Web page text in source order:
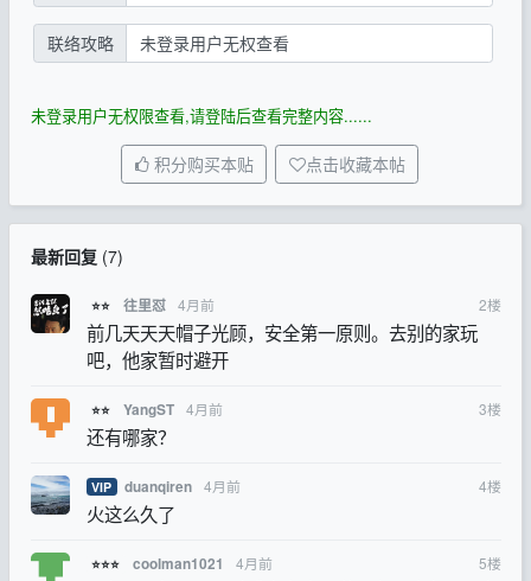
联络攻略 未登录用户无权查看
未登录用户无权限查看,请登陆后查看完整内容......
积分购买本贴 点击收藏本帖
最新回复(7)
⭐⭐ 往里怼 4月前 2楼
前几天天天帽子光顾，安全第一原则。去别的家玩
吧，他家暂时避开
⭐⭐ YangST 4月前 3楼
还有哪家？
VIP duanqiren 4月前 4楼
火这么久了
⭐⭐⭐ coolman1021 4月前 5楼